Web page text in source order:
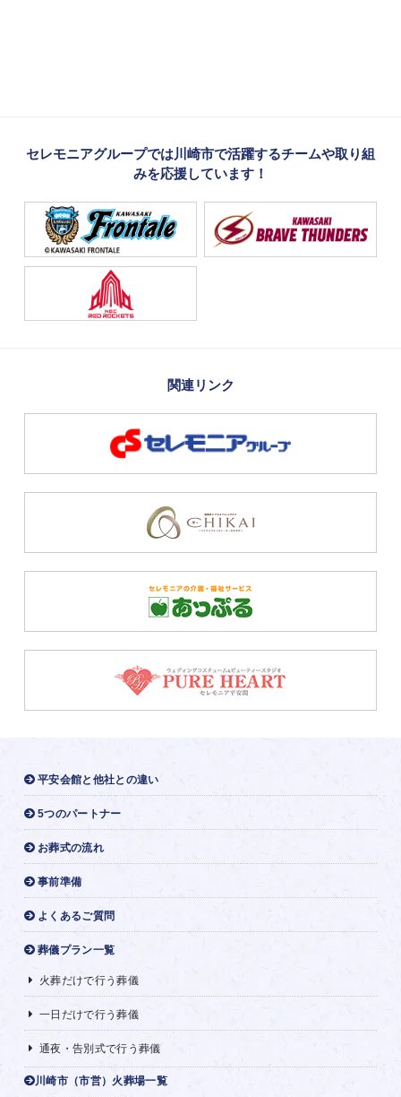
セレモニアグループでは川崎市で活躍するチームや取り組
みを応援しています！
関連リンク
平安会館と他社との違い
5つのパートナー
お葬式の流れ
事前準備
よくあるご質問
葬儀プラン一覧
火葬だけで行う葬儀
一日だけで行う葬儀
通夜・告別式で行う葬儀
川崎市（市営）火葬場一覧